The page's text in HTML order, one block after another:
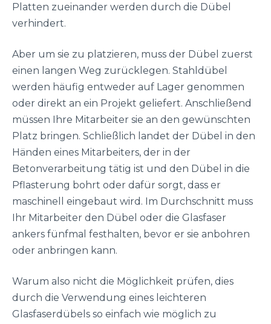
Platten zueinander werden durch die Dübel
verhindert.
Aber um sie zu platzieren, muss der Dübel zuerst
einen langen Weg zurücklegen. Stahldübel
werden häufig entweder auf Lager genommen
oder direkt an ein Projekt geliefert. Anschließend
müssen Ihre Mitarbeiter sie an den gewünschten
Platz bringen. Schließlich landet der Dübel in den
Händen eines Mitarbeiters, der in der
Betonverarbeitung tätig ist und den Dübel in die
Pflasterung bohrt oder dafür sorgt, dass er
maschinell eingebaut wird. Im Durchschnitt muss
Ihr Mitarbeiter den Dübel oder die Glasfaser
ankers fünfmal festhalten, bevor er sie anbohren
oder anbringen kann.
Warum also nicht die Möglichkeit prüfen, dies
durch die Verwendung eines leichteren
Glasfaserdübels so einfach wie möglich zu